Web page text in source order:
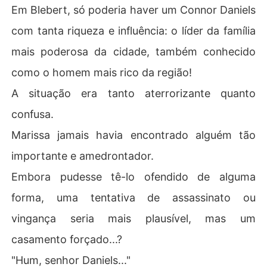
Em Blebert, só poderia haver um Connor Daniels
com tanta riqueza e influência: o líder da família
mais poderosa da cidade, também conhecido
como o homem mais rico da região!
A situação era tanto aterrorizante quanto
confusa.
Marissa jamais havia encontrado alguém tão
importante e amedrontador.
Embora pudesse tê-lo ofendido de alguma
forma, uma tentativa de assassinato ou
vingança seria mais plausível, mas um
casamento forçado...?
"Hum, senhor Daniels..."